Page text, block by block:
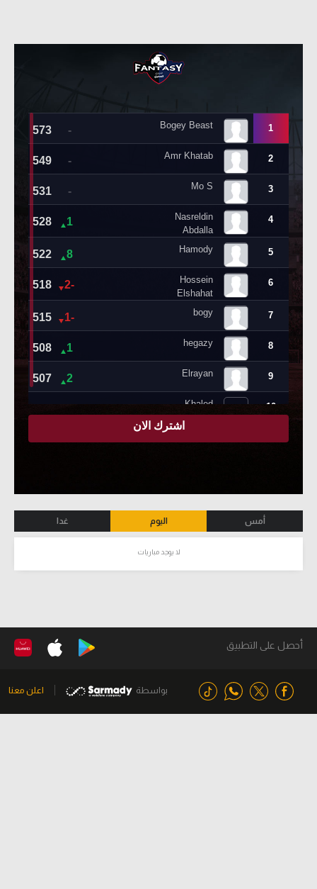
أمس اليوم غدا
لا يوجد مباريات
أحصل على التطبيق
بواسطة اعلن معنا